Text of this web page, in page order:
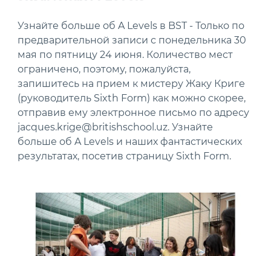
Узнайте больше об A Levels в BST - Только по
предварительной записи с понедельника 30
мая по пятницу 24 июня. Количество мест
ограничено, поэтому, пожалуйста,
запишитесь на прием к мистеру Жаку Криге
(руководитель Sixth Form) как можно скорее,
отправив ему электронное письмо по адресу
jacques.krige@britishschool.uz. Узнайте
больше об A Levels и наших фантастических
результатах, посетив страницу Sixth Form.
News image